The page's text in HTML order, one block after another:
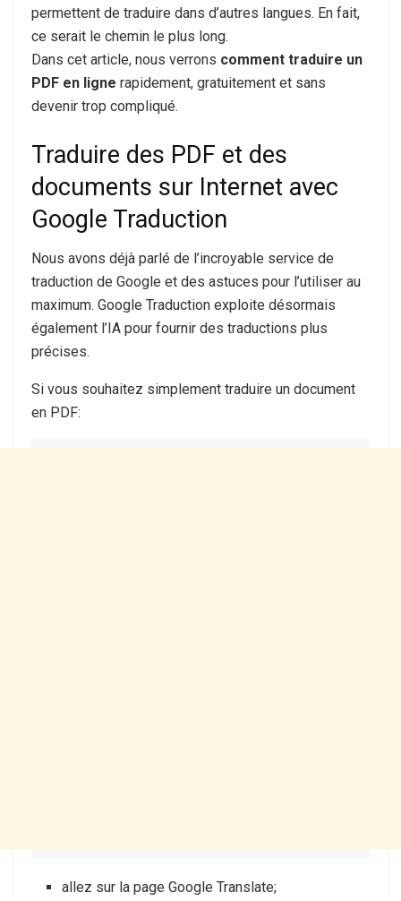
permettent de traduire dans d’autres langues. En fait,
ce serait le chemin le plus long.
Dans cet article, nous verrons comment traduire un
PDF en ligne rapidement, gratuitement et sans
devenir trop compliqué.
Traduire des PDF et des
documents sur Internet avec
Google Traduction
Nous avons déjà parlé de l’incroyable service de
traduction de Google et des astuces pour l’utiliser au
maximum. Google Traduction exploite désormais
également l’IA pour fournir des traductions plus
précises.
Si vous souhaitez simplement traduire un document
en PDF:
allez sur la page Google Translate;